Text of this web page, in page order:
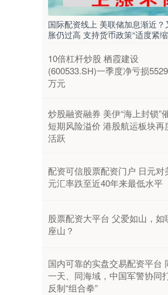
国际配资线上 美联储加息渐近？
胀仍过高 支持货币政策“适度紧
10倍杠杆炒股 栖霞建设
(600533.SH)一季度净亏损
万元
炒股融资融券 美伊“海上封锁”
短期风险溢价 港股航运板块再
活跃
配资可信股票配资门户 日元对
元汇率跌至近40年来最低水平
股票配资大平台 父爱如山，如
座山？
国内可靠的实盘交易配资平台
一天、同海域，中国军警协同
反制“组合拳”